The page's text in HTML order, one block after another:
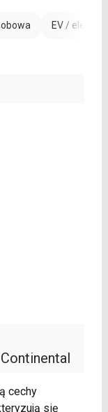
EV / electric
cechy
się